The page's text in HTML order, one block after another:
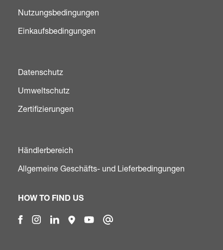
Nutzungsbedingungen
Einkaufsbedingungen
Datenschutz
Umweltschutz
Zertifizierungen
Händlerbereich
Allgemeine Geschäfts- und Lieferbedingungen
HOW TO FIND US